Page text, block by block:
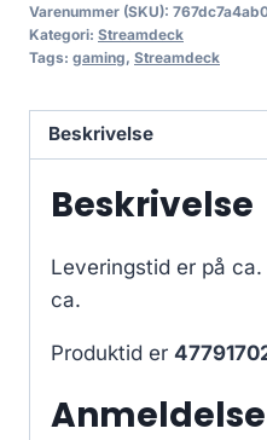
Varenummer (SKU):
Kategori: Streamdeck
Tags: gaming, Streamdeck
Beskrivelse
Beskrivelse
Leveringstid er på ca.
ca.
Produktid er